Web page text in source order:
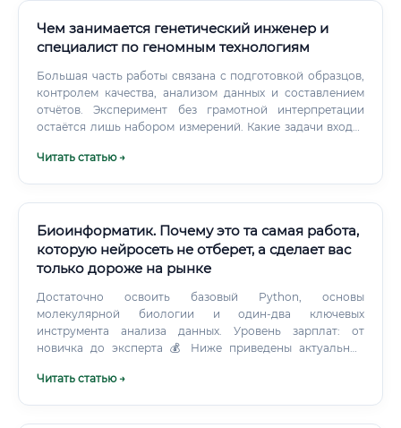
Чем занимается генетический инженер и
специалист по геномным технологиям
Большая часть работы связана с подготовкой образцов,
контролем качества, анализом данных и составлением
отчётов. Эксперимент без грамотной интерпретации
остаётся лишь набором измерений. Какие задачи входят
инженер может совмещать лабораторные и
Читать статью →
Биоинформатик. Почему это та самая работа,
которую нейросеть не отберет, а сделает вас
только дороже на рынке
Достаточно освоить базовый Python, основы
молекулярной биологии и один-два ключевых
инструмента анализа данных. Уровень зарплат: от
новичка до эксперта 💰 Ниже приведены актуальные
в России (2024–2025) Зарплаты за рубежом (в долларах
Читать статью →